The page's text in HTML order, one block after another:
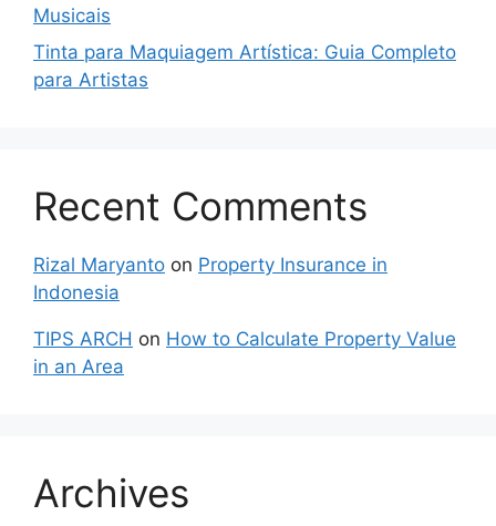
Musicais
Tinta para Maquiagem Artística: Guia Completo
para Artistas
Recent Comments
Rizal Maryanto on Property Insurance in
Indonesia
TIPS ARCH on How to Calculate Property Value
in an Area
Archives